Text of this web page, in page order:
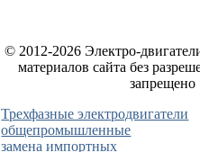
© 2012-2026 Электро-
материалов сайта без
запрещено
Трехфазные электродвигатели
общепромышленные
замена импортных